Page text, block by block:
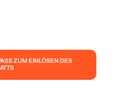
ZUM EINLÖSEN DES